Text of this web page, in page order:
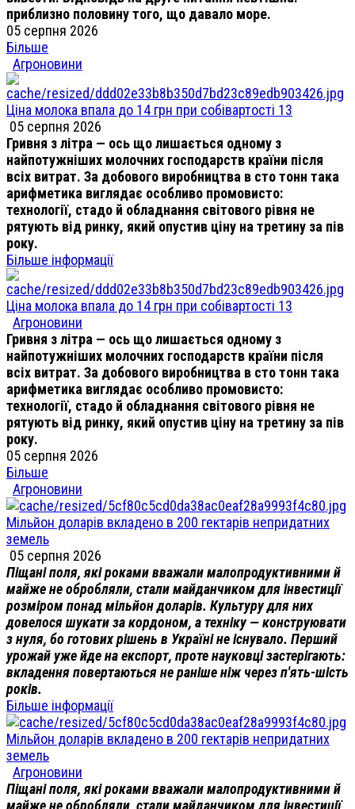
приблизно половину того, що давало море.
05 серпня 2026
Більше
Агроновини
Ціна молока впала до 14 грн при собівартості 13
05 серпня 2026
Гривня з літра — ось що лишається одному з
найпотужніших молочних господарств країни після
всіх витрат. За добового виробництва в сто тонн така
арифметика виглядає особливо промовисто:
технології, стадо й обладнання світового рівня не
рятують від ринку, який опустив ціну на третину за пів
року.
Більше інформації
Ціна молока впала до 14 грн при собівартості 13
Агроновини
Гривня з літра — ось що лишається одному з
найпотужніших молочних господарств країни після
всіх витрат. За добового виробництва в сто тонн така
арифметика виглядає особливо промовисто:
технології, стадо й обладнання світового рівня не
рятують від ринку, який опустив ціну на третину за пів
року.
05 серпня 2026
Більше
Агроновини
Мільйон доларів вкладено в 200 гектарів непридатних
земель
05 серпня 2026
Піщані поля, які роками вважали малопродуктивними й
майже не обробляли, стали майданчиком для інвестиції
розміром понад мільйон доларів. Культуру для них
довелося шукати за кордоном, а техніку — конструювати
з нуля, бо готових рішень в Україні не існувало. Перший
урожай уже йде на експорт, проте науковці застерігають:
вкладення повертаються не раніше ніж через п'ять-шість
років.
Більше інформації
Мільйон доларів вкладено в 200 гектарів непридатних
земель
Агроновини
Піщані поля, які роками вважали малопродуктивними й
майже не обробляли, стали майданчиком для інвестиції